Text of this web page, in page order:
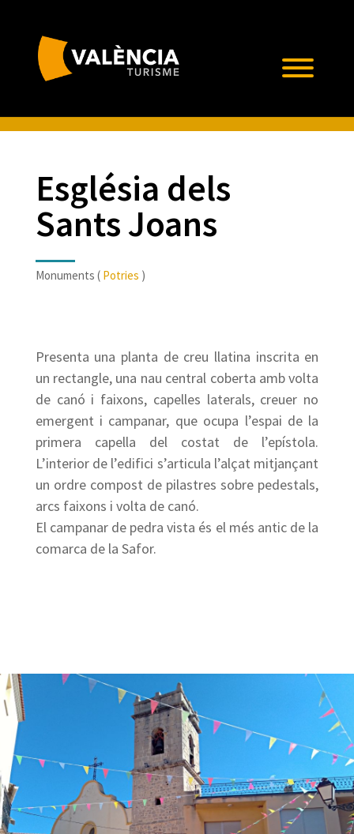
Església dels
Sants Joans
Monuments ( Potries )
Presenta una planta de creu llatina inscrita en
un rectangle, una nau central coberta amb volta
de canó i faixons, capelles laterals, creuer no
emergent i campanar, que ocupa l’espai de la
primera capella del costat de l’epístola.
L’interior de l’edifici s’articula l’alçat mitjançant
un ordre compost de pilastres sobre pedestals,
arcs faixons i volta de canó.
El campanar de pedra vista és el més antic de la
comarca de la Safor.